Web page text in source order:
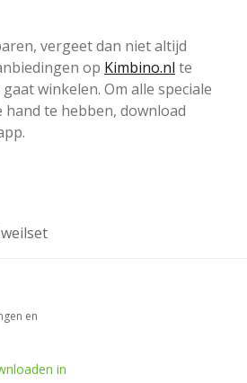
vergeet dan niet altijd
op Kimbino.nl te
winkelen. Om alle speciale
te hebben, download
en
in